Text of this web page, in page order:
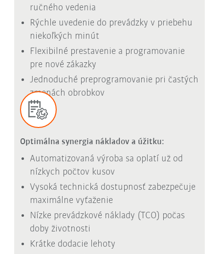
ručného vedenia
Rýchle uvedenie do prevádzky v priebehu
niekoľkých minút
Flexibilné prestavenie a programovanie
pre nové zákazky
Jednoduché preprogramovanie pri častých
zmenách obrobkov
Optimálna synergia nákladov a úžitku:
Automatizovaná výroba sa oplatí už od
nízkych počtov kusov
Vysoká technická dostupnosť zabezpečuje
maximálne vyťaženie
Nízke prevádzkové náklady (TCO) počas
doby životnosti
Krátke dodacie lehoty